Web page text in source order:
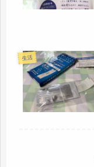
生活